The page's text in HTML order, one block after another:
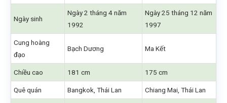
Ngày sinh
Ngày 2 tháng 4 năm
1992
Ngày 25 tháng 12 năm
1997
Cung hoàng
đạo
Bạch Dương Ma Kết
Chiều cao 181 cm 175 cm
Quê quán Bangkok, Thái Lan Chiang Mai, Thái Lan